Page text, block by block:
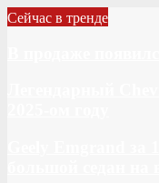
Сейчас в тренде